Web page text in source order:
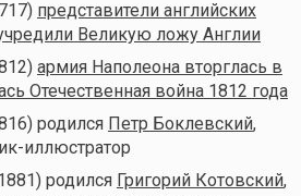
представители английских
Великую ложу Англии
армия Наполеона вторглась в
Отечественная война 1812 года
родился Петр Боклевский,
иллюстратор
родился Григорий Котовский,